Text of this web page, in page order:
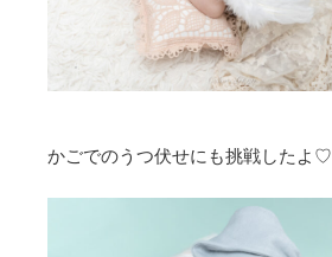
かごでのうつ伏せにも挑戦したよ♡